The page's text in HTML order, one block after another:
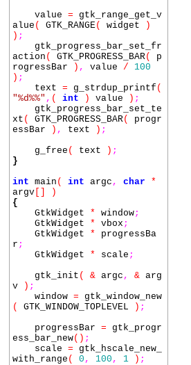
value = gtk_range_get_v
alue ( GTK_RANGE( widget
)
) ;
gtk_progress_bar_set_fr
action ( GTK_PROGRESS_BAR(
p
rogressBar
) , value /
100
) ;
text = g_strdup_printf (
"%d%%" , ( int ) value ) ;
gtk_progress_bar_set_te
xt ( GTK_PROGRESS_BAR(
progr
essBar
) , text ) ;
g_free ( text ) ;
}
int main ( int argc , char
*
argv
)
{
GtkWidget * window;
GtkWidget * vbox ;
GtkWidget *
progressBa
r ;
GtkWidget * scale ;
gtk_init ( & argc , & arg
v
) ;
window = gtk_window_new
(
GTK_WINDOW_TOPLEVEL ) ;
progressBar = gtk_progr
ess_bar_new() ;
scale = gtk_hscale_new_
with_range ( 0 , 100 , 1 ) ;